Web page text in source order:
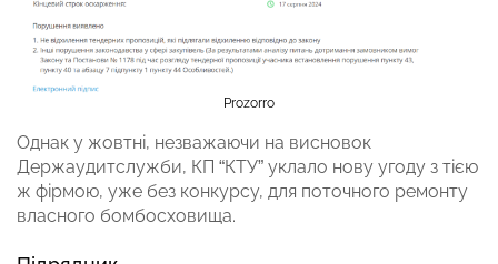
Prozorro
Однак у жовтні, незважаючи на висновок
Держаудитслужби, КП “КТУ” уклало нову угоду з тією
ж фірмою, уже без конкурсу, для поточного ремонту
власного бомбосховища.